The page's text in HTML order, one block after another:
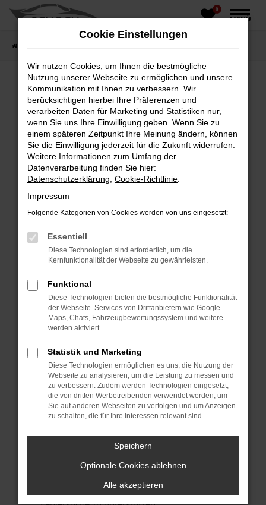
Zum
0
MENÜ
Fehler: Network Error
Beim Laden ist ein Fehler aufgetreten.
Hier sind ein paar Tipps, die dir helfen können:
Überprüfe deine Firewall und deine
Internetverbindung.
Laden andere Webseiten, zum Beispiel deine
Suchmaschine?
Prüfe deine Browsererweiterungen.
können das Laden bestimmter Seiten
verhindern. Funktioniert die Seite in einem
Fenster?
Starte dein Gerät neu.
Das kann manchmal helfen, vorübergehende
Probleme zu beheben.
Betriebssystem auf dem neuesten Stand
sind.
Veraltete Software birgt nicht nur ein
Sicherheitsrisiko, sondern kann auch dazu
führen, dass bestimmte Funktionen nicht mehr
unterstützt werden.
Wende dich an den Webseitenbetreiber.
Wenn du alle oben genannten Schritte versucht
hast, kontaktiere uns bitte. Wir werden
uns diesen Text schicken, um uns bei der
Cookie Einstellungen
Wir nutzen Cookies, um Ihnen die bestmögliche
Nutzung unserer Webseite zu ermöglichen und unsere
Kommunikation mit Ihnen zu verbessern. Wir
berücksichtigen hierbei Ihre Präferenzen und
verarbeiten Daten für Marketing und Statistiken nur,
wenn Sie uns Ihre Einwilligung geben. Wenn Sie zu
einem späteren Zeitpunkt Ihre Meinung ändern, können
Sie die Einwilligung jederzeit für die Zukunft widerrufen.
Weitere Informationen zum Umfang der
Datenverarbeitung finden Sie hier:
Datenschutzerklärung Cookie-Richtlinie
Impressum
Folgende Kategorien von Cookies werden von uns eingesetzt:
Essentiell
Diese Technologien sind erforderlich, um die
Kernfunktionalität der Webseite zu gewährleisten.
Funktional
Diese Technologien bieten die bestmögliche Funktionalität
der Webseite. Services von Drittanbietern wie Google
Maps, Chats, Fahrzeugbewertungssystem und weitere
werden aktiviert.
Statistik und Marketing
Diese Technologien ermöglichen es uns, die Nutzung der
Webseite zu analysieren, um die Leistung zu messen und
zu verbessern. Zudem werden Technologien eingesetzt,
die von dritten Werbetreibenden verwendet werden, um
Sie auf anderen Webseiten zu verfolgen und um Anzeigen
zu schalten, die für Ihre Interessen relevant sind.
Speichern
Optionale Cookies ablehnen
Alle akzeptieren